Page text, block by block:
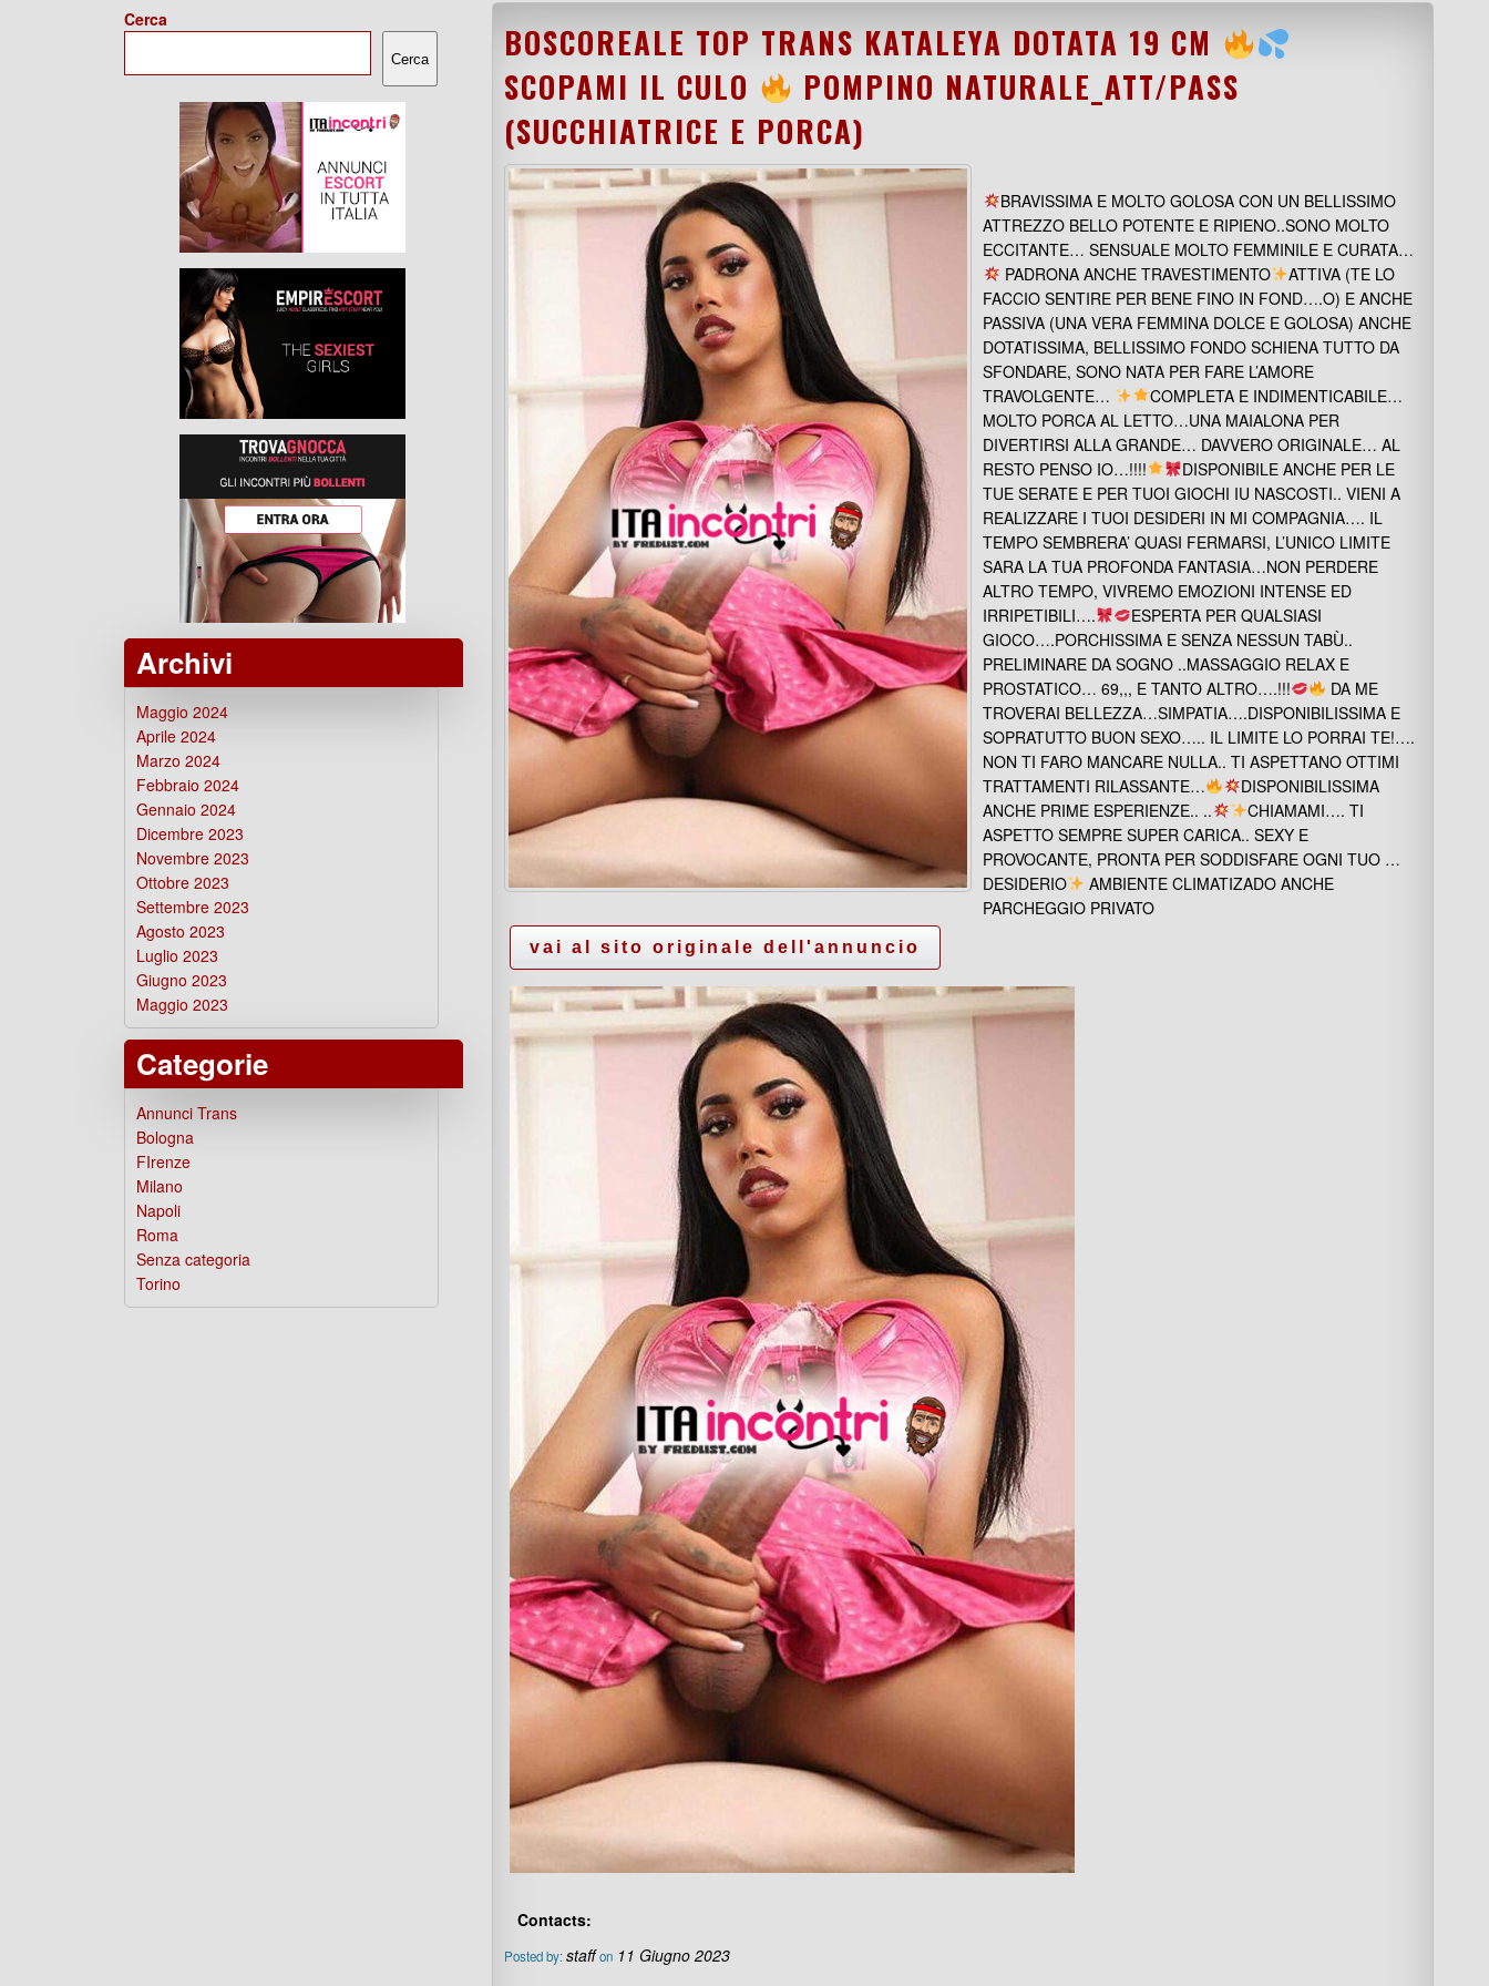
BOSCOREALE TOP TRANS KATALEYA DOTATA 19 CM
SCOPAMI IL CULO
POMPINO NATURALE_ATT/PASS
(SUCCHIATRICE E PORCA)
BRAVISSIMA E MOLTO GOLOSA CON UN BELLISSIMO
ATTREZZO BELLO POTENTE E RIPIENO..SONO MOLTO
ECCITANTE… SENSUALE MOLTO FEMMINILE E CURATA…
PADRONA ANCHE TRAVESTIMENTO
ATTIVA (TE LO
FACCIO SENTIRE PER BENE FINO IN FOND….O) E ANCHE
PASSIVA (UNA VERA FEMMINA DOLCE E GOLOSA) ANCHE
DOTATISSIMA, BELLISSIMO FONDO SCHIENA TUTTO DA
SFONDARE, SONO NATA PER FARE L’AMORE
TRAVOLGENTE…
COMPLETA E INDIMENTICABILE…
MOLTO PORCA AL LETTO…UNA MAIALONA PER
DIVERTIRSI ALLA GRANDE… DAVVERO ORIGINALE… AL
RESTO PENSO IO…!!!!
DISPONIBILE ANCHE PER LE
TUE SERATE E PER TUOI GIOCHI IU NASCOSTI.. VIENI A
REALIZZARE I TUOI DESIDERI IN MI COMPAGNIA…. IL
TEMPO SEMBRERA’ QUASI FERMARSI, L’UNICO LIMITE
SARA LA TUA PROFONDA FANTASIA…NON PERDERE
ALTRO TEMPO, VIVREMO EMOZIONI INTENSE ED
IRRIPETIBILI….
ESPERTA PER QUALSIASI
GIOCO….PORCHISSIMA E SENZA NESSUN TABÙ..
PRELIMINARE DA SOGNO ..MASSAGGIO RELAX E
PROSTATICO… 69,,, E TANTO ALTRO….!!!
DA ME
TROVERAI BELLEZZA…SIMPATIA….DISPONIBILISSIMA E
SOPRATUTTO BUON SEXO….. IL LIMITE LO PORRAI TE!….
NON TI FARO MANCARE NULLA.. TI ASPETTANO OTTIMI
TRATTAMENTI RILASSANTE…
DISPONIBILISSIMA
ANCHE PRIME ESPERIENZE.. ..
CHIAMAMI…. TI
ASPETTO SEMPRE SUPER CARICA.. SEXY E
PROVOCANTE, PRONTA PER SODDISFARE OGNI TUO …
DESIDERIO
AMBIENTE CLIMATIZADO ANCHE
PARCHEGGIO PRIVATO
Contacts:
Posted by:staff on 11 Giugno 2023
Cerca
Cerca
Archivi
Maggio 2024
Aprile 2024
Marzo 2024
Febbraio 2024
Gennaio 2024
Dicembre 2023
Novembre 2023
Ottobre 2023
Settembre 2023
Agosto 2023
Luglio 2023
Giugno 2023
Maggio 2023
Categorie
Annunci Trans
Bologna
FIrenze
Milano
Napoli
Roma
Senza categoria
Torino